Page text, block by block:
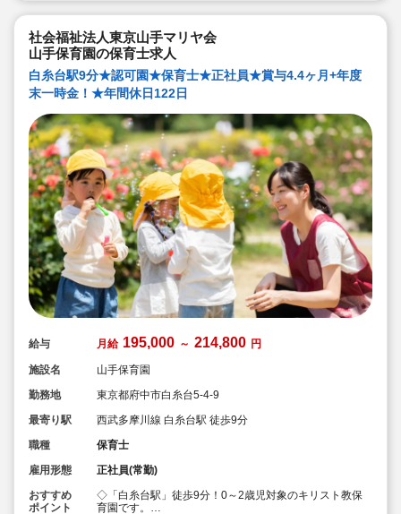
社会福祉法人東京山手マリヤ会
山手保育園の保育士求人
白糸台駅9分★認可園★保育士★正社員★賞与4.4ヶ月+年度
末一時金！★年間休日122日
給与 月給 195,000 ～ 214,800 円
施設名
山手保育園
勤務地
東京都府中市白糸台5-4-9
最寄り駅
西武多摩川線 白糸台駅 徒歩9分
職種
保育士
雇用形態
正社員(常勤)
おすすめ
ポイント
◇「白糸台駅」徒歩9分！0～2歳児対象のキリスト教保
育園です。